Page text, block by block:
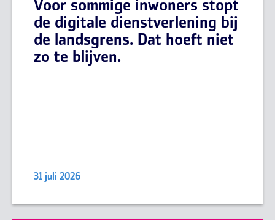
Voor sommige inwoners stopt
de digitale dienstverlening bij
de landsgrens. Dat hoeft niet
zo te blijven.
31 juli 2026